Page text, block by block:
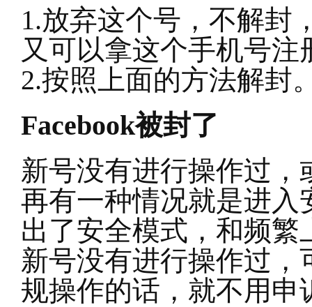
1.放弃这个号，不解封
又可以拿这个手机号注
2.按照上面的方法解封
Facebook被封了
新号没有进行操作过
再有一种情况就是进入
出了安全模式，和频
新号没有进行操作过，
规操作的话，就不用